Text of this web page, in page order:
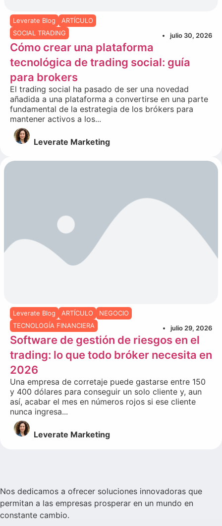
Leverate Blog
ARTÍCULO
SOCIAL TRADING
julio 30, 2026
Cómo crear una plataforma
tecnológica de trading social: guía
para brokers
El trading social ha pasado de ser una novedad
añadida a una plataforma a convertirse en una parte
fundamental de la estrategia de los brókers para
mantener activos a los...
Leverate Marketing
Leverate Blog ARTÍCULO
NEGOCIO
TECNOLOGÍA FINANCIERA
julio 29, 2026
Software de gestión de riesgos en el
trading: lo que todo bróker necesita en
2026
Una empresa de corretaje puede gastarse entre 150
y 400 dólares para conseguir un solo cliente y, aun
así, acabar el mes en números rojos si ese cliente
nunca ingresa...
Leverate Marketing
Nos dedicamos a ofrecer soluciones innovadoras que
permitan a las empresas prosperar en un mundo en
constante cambio.